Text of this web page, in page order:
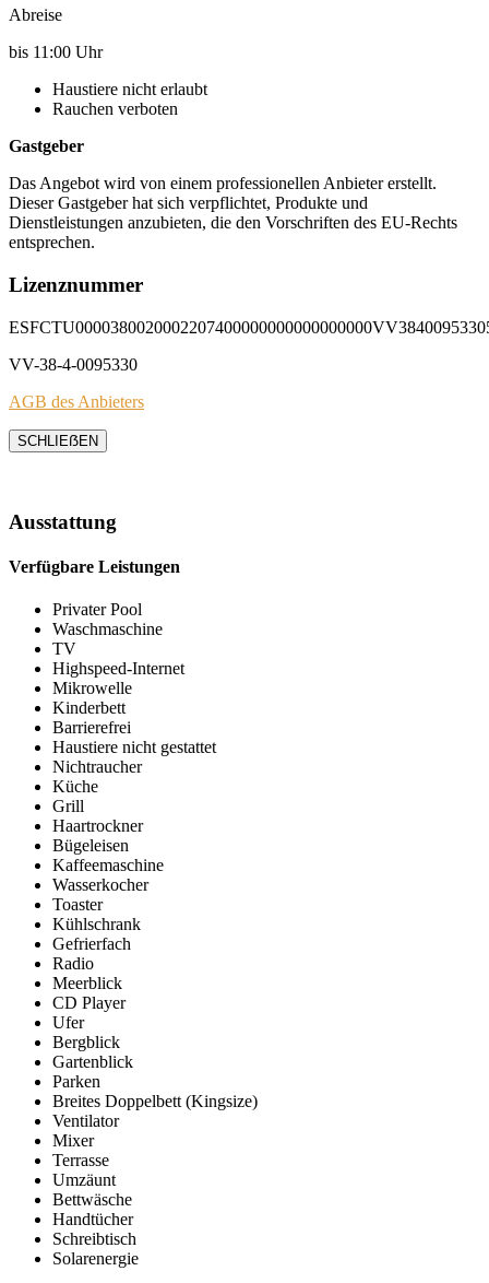
Abreise
bis 11:00 Uhr
Haustiere nicht erlaubt
Rauchen verboten
Gastgeber
Das Angebot wird von einem professionellen Anbieter erstellt.
Dieser Gastgeber hat sich verpflichtet, Produkte und
Dienstleistungen anzubieten, die den Vorschriften des EU-Rechts
entsprechen.
Lizenznummer
VV-38-4-0095330
AGB des Anbieters
SCHLIEẞEN
Ausstattung
Verfügbare Leistungen
Privater Pool
Waschmaschine
TV
Highspeed-Internet
Mikrowelle
Kinderbett
Barrierefrei
Haustiere nicht gestattet
Nichtraucher
Küche
Grill
Haartrockner
Bügeleisen
Kaffeemaschine
Wasserkocher
Toaster
Kühlschrank
Gefrierfach
Radio
Meerblick
CD Player
Ufer
Bergblick
Gartenblick
Parken
Breites Doppelbett (Kingsize)
Ventilator
Mixer
Terrasse
Umzäunt
Bettwäsche
Handtücher
Schreibtisch
Solarenergie